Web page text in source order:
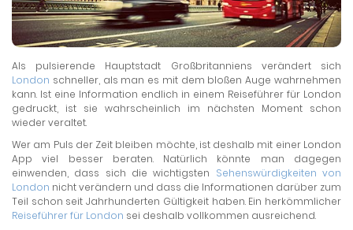
Als pulsierende Hauptstadt Großbritanniens verändert sich
London schneller, als man es mit dem bloßen Auge wahrnehmen
kann. Ist eine Information endlich in einem Reiseführer für London
gedruckt, ist sie wahrscheinlich im nächsten Moment schon
wieder veraltet.
Wer am Puls der Zeit bleiben möchte, ist deshalb mit einer London
App viel besser beraten. Natürlich könnte man dagegen
einwenden, dass sich die wichtigsten Sehenswürdigkeiten von
London nicht verändern und dass die Informationen darüber zum
Teil schon seit Jahrhunderten Gültigkeit haben. Ein herkömmlicher
Reiseführer für London sei deshalb vollkommen ausreichend.